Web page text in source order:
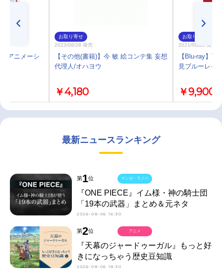
アニメーシ
お取り寄せ
2023/08/28 発売
【その他(書籍)】今 敏 絵コンテ集 妄想
代理人/オハヨウ
￥4,180
お取り寄せ
2021/05/26 発売
【Blu-ray】
見ブルーレイ
￥9,900
最新ニュースランキング
第1位
『ONE PIECE』イム様・神の騎士団
「19本の武器」まとめ＆元ネタ
2026-08-06 16:30
マンガ・ラノベ
第2位
『天幕のジャードゥーガル』もっと好
きになっちゃう歴史豆知識
2026-08-06 18:30
アニメ